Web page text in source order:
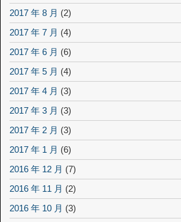
2017 年 8 月 (2)
2017 年 7 月 (4)
2017 年 6 月 (6)
2017 年 5 月 (4)
2017 年 4 月 (3)
2017 年 3 月 (3)
2017 年 2 月 (3)
2017 年 1 月 (6)
2016 年 12 月 (7)
2016 年 11 月 (2)
2016 年 10 月 (3)